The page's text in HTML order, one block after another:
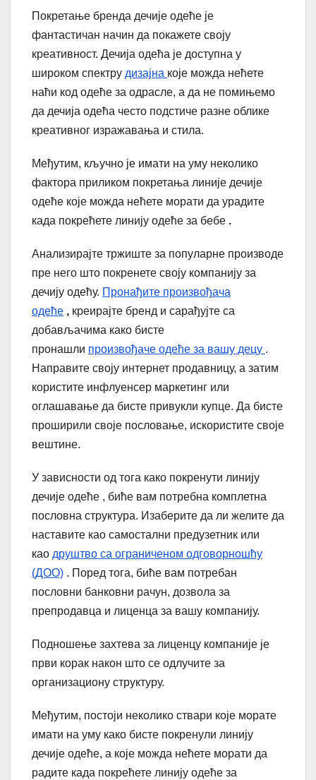
Покретање бренда дечије одеће је
фантастичан начин да покажете своју
креативност. Дечија одећа је доступна у
широком спектру дизајна које можда нећете
наћи код одеће за одрасле, а да не помињемо
да дечија одећа често подстиче разне облике
креативног изражавања и стила.
Међутим, кључно је имати на уму неколико
фактора приликом покретања линије дечије
одеће које можда нећете морати да урадите
када покрећете линију одеће за бебе .
Анализирајте тржиште за популарне производе
пре него што покренете своју компанију за
дечију одећу. Пронађите произвођача
одеће , креирајте бренд и сарађујте са
добављачима како бисте
пронашли произвођаче одеће за вашу децу .
Направите своју интернет продавницу, а затим
користите инфлуенсер маркетинг или
оглашавање да бисте привукли купце. Да бисте
проширили своје пословање, искористите своје
вештине.
У зависности од тога како покренути линију
дечије одеће , биће вам потребна комплетна
пословна структура. Изаберите да ли желите да
наставите као самостални предузетник или
као друштво са ограниченом одговорношћу
(ДОО) . Поред тога, биће вам потребан
пословни банковни рачун, дозвола за
препродавца и лиценца за вашу компанију.
Подношење захтева за лиценцу компаније је
први корак након што се одлучите за
организациону структуру.
Међутим, постоји неколико ствари које морате
имати на уму како бисте покренули линију
дечије одеће, а које можда нећете морати да
радите када покрећете линију одеће за